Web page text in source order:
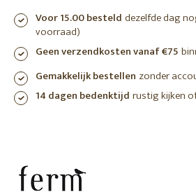
Voor 15.00 besteld dezelfde dag
voorraad)
Geen verzendkosten vanaf €75
Gemakkelijk bestellen zonder
14 dagen bedenktijd rustig kijken